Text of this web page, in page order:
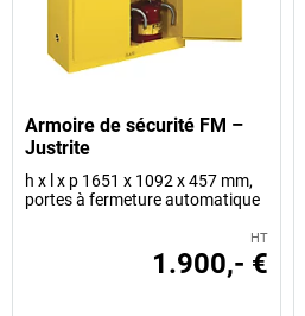
Armoire de sécurité FM –
Justrite
h x l x p 1651 x 1092 x 457 mm,
portes à fermeture automatique
HT
1.900,- €